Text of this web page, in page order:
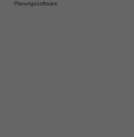
Planungssoftware